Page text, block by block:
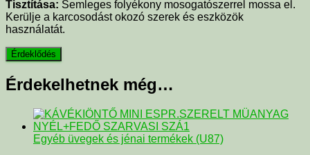
Tisztítása: Semleges folyékony mosogatószerrel mossa el.
Kerülje a karcosodást okozó szerek és eszközök
használatát.
Érdekelhetnek még…
Egyéb üvegek és jénai termékek (U87)